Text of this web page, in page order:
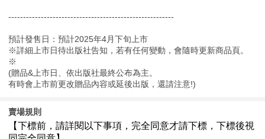
--------------------------------------------------------
預計發售日：預計2025年4月下旬上市
※詳細上市日待出版社告知，若有任何變動，會隨時更新商品頁。
※
(贈品&上市日、依出版社最終公布為主。
有時會上市前更改贈品內容或延後出版，還請注意!)
賣場規則